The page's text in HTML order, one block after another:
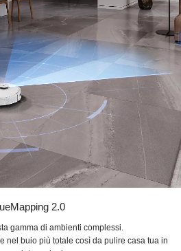
2.0
gamma di ambienti complessi.
nel buio più totale così da pulire casa tua in